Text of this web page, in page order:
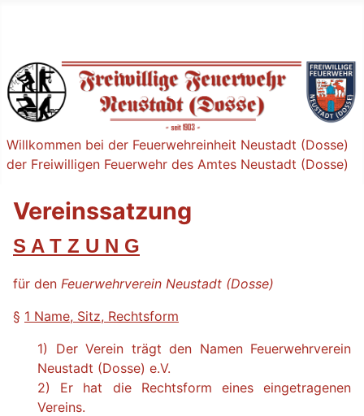
Willkommen bei der Feuerwehreinheit Neustadt (Dosse)
der Freiwilligen Feuerwehr des Amtes Neustadt (Dosse)
Vereinssatzung
S A T Z U N G
für den Feuerwehrverein Neustadt (Dosse)
§ 1 Name, Sitz, Rechtsform
1) Der Verein trägt den Namen Feuerwehrverein
Neustadt (Dosse) e.V.
2) Er hat die Rechtsform eines eingetragenen
Vereins.